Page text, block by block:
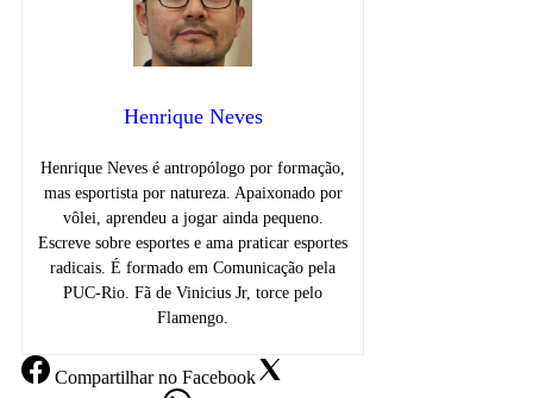
Henrique Neves
Henrique Neves é antropólogo por formação,
mas esportista por natureza. Apaixonado por
vôlei, aprendeu a jogar ainda pequeno.
Escreve sobre esportes e ama praticar esportes
radicais. É formado em Comunicação pela
PUC-Rio. Fã de Vinicius Jr, torce pelo
Flamengo.
Compartilharno Facebook